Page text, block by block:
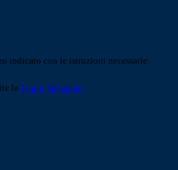
indicato con le istruzioni necessarie.
la Login Spaggiari